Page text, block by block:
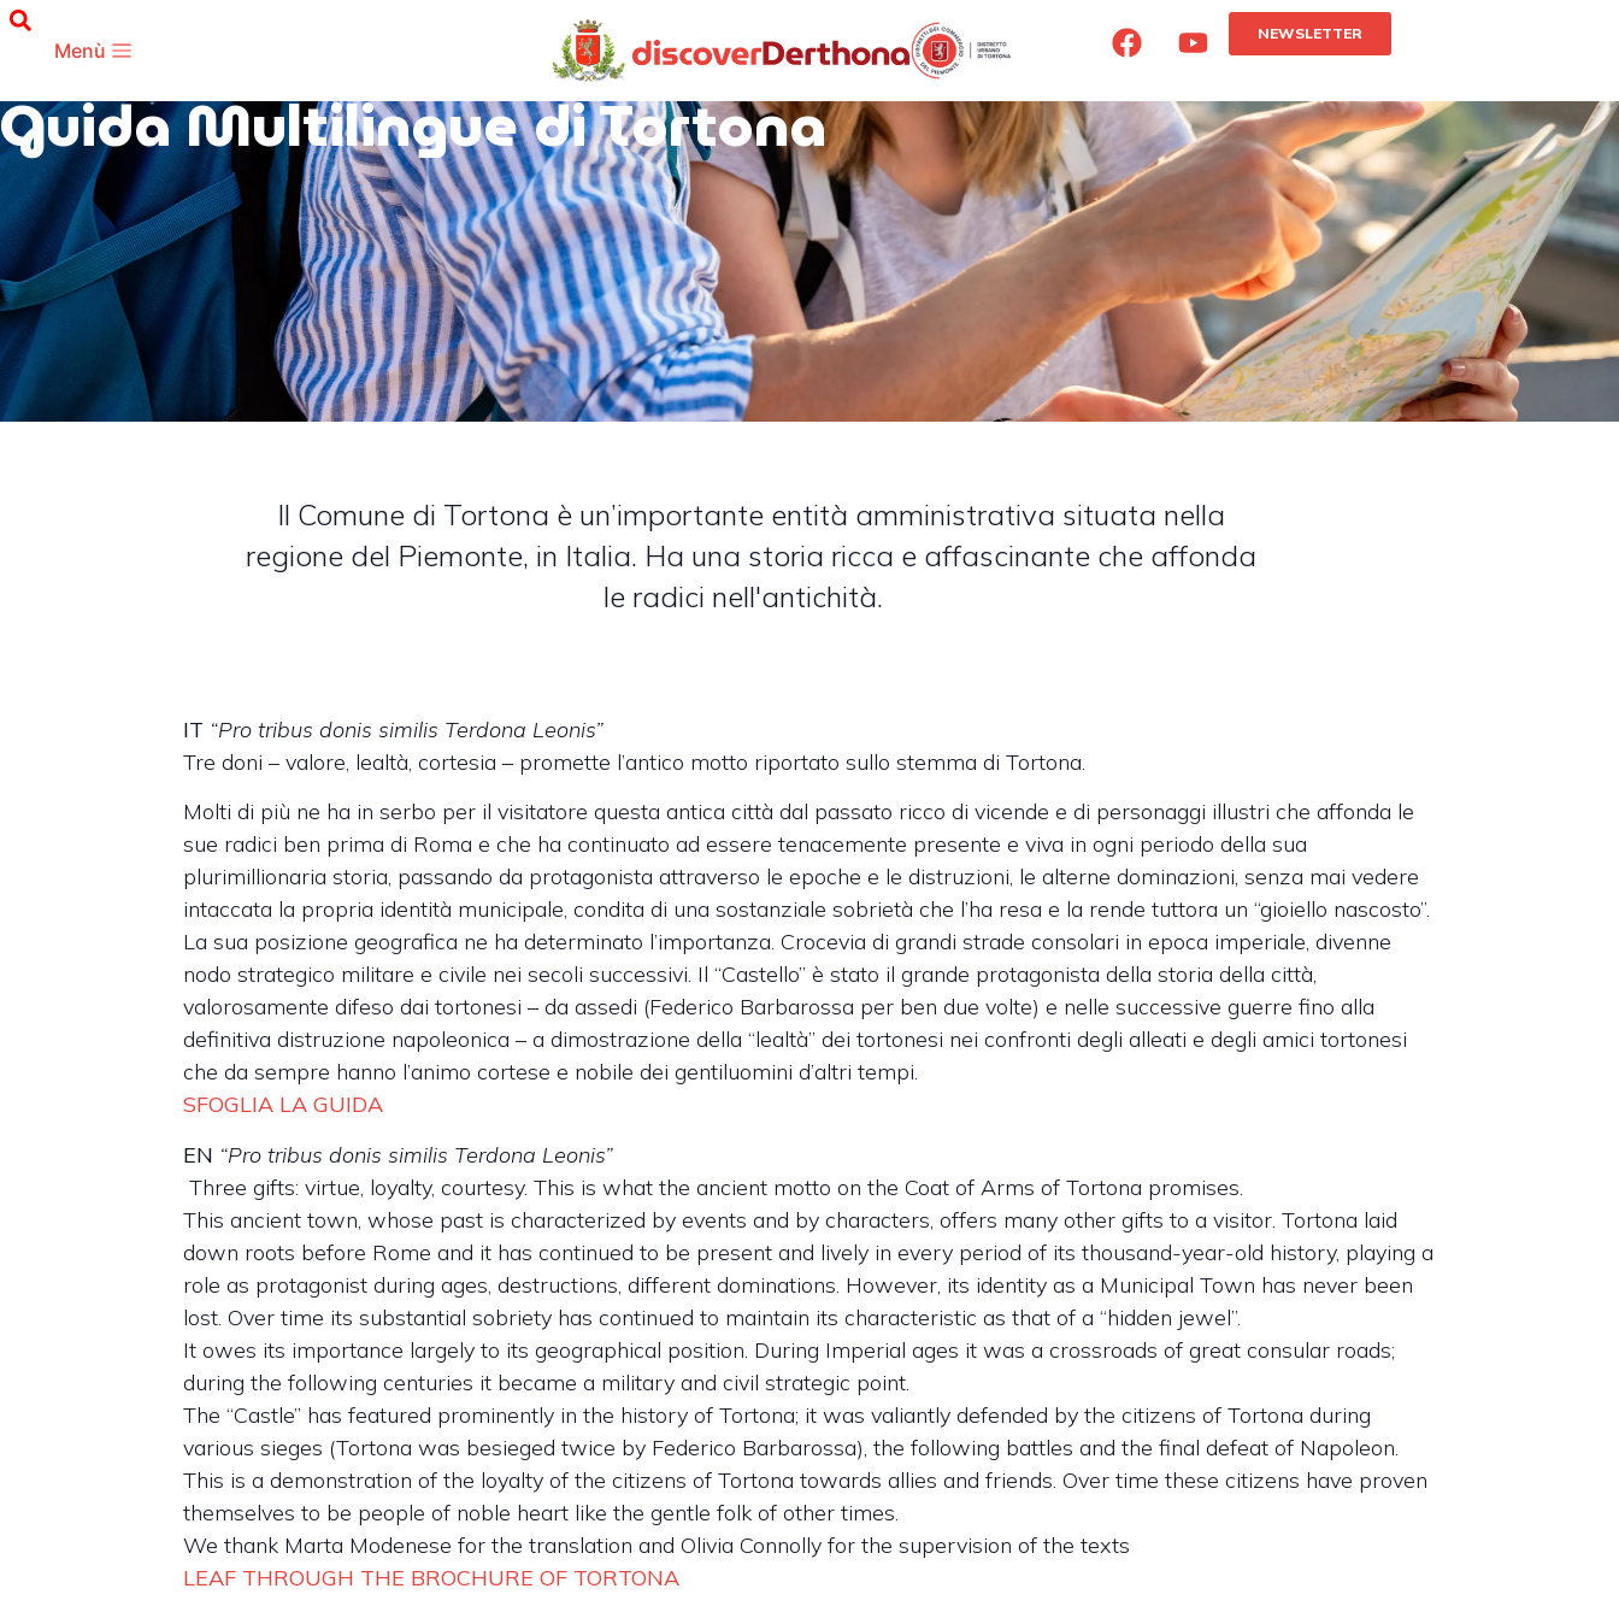
Menù
NEWSLETTER
Guida Multilingue di Tortona
Il Comune di Tortona è un’importante entità amministrativa situata nella
regione del Piemonte, in Italia. Ha una storia ricca e affascinante che affonda
le radici nell'antichità.
IT “Pro tribus donis similis Terdona Leonis”
Tre doni – valore, lealtà, cortesia – promette l’antico motto riportato sullo stemma di Tortona.
Molti di più ne ha in serbo per il visitatore questa antica città dal passato ricco di vicende e di personaggi illustri che affonda le
sue radici ben prima di Roma e che ha continuato ad essere tenacemente presente e viva in ogni periodo della sua
plurimillionaria storia, passando da protagonista attraverso le epoche e le distruzioni, le alterne dominazioni, senza mai vedere
intaccata la propria identità municipale, condita di una sostanziale sobrietà che l’ha resa e la rende tuttora un “gioiello nascosto”.
La sua posizione geografica ne ha determinato l’importanza. Crocevia di grandi strade consolari in epoca imperiale, divenne
nodo strategico militare e civile nei secoli successivi. Il “Castello” è stato il grande protagonista della storia della città,
valorosamente difeso dai tortonesi – da assedi (Federico Barbarossa per ben due volte) e nelle successive guerre fino alla
definitiva distruzione napoleonica – a dimostrazione della “lealtà” dei tortonesi nei confronti degli alleati e degli amici tortonesi
che da sempre hanno l’animo cortese e nobile dei gentiluomini d’altri tempi.
SFOGLIA LA GUIDA
EN “Pro tribus donis similis Terdona Leonis”
Three gifts: virtue, loyalty, courtesy. This is what the ancient motto on the Coat of Arms of Tortona promises.
This ancient town, whose past is characterized by events and by characters, offers many other gifts to a visitor. Tortona laid
down roots before Rome and it has continued to be present and lively in every period of its thousand-year-old history, playing a
role as protagonist during ages, destructions, different dominations. However, its identity as a Municipal Town has never been
lost. Over time its substantial sobriety has continued to maintain its characteristic as that of a “hidden jewel”.
It owes its importance largely to its geographical position. During Imperial ages it was a crossroads of great consular roads;
during the following centuries it became a military and civil strategic point.
The “Castle” has featured prominently in the history of Tortona; it was valiantly defended by the citizens of Tortona during
various sieges (Tortona was besieged twice by Federico Barbarossa), the following battles and the final defeat of Napoleon.
This is a demonstration of the loyalty of the citizens of Tortona towards allies and friends. Over time these citizens have proven
themselves to be people of noble heart like the gentle folk of other times.
We thank Marta Modenese for the translation and Olivia Connolly for the supervision of the texts
LEAF THROUGH THE BROCHURE OF TORTONA